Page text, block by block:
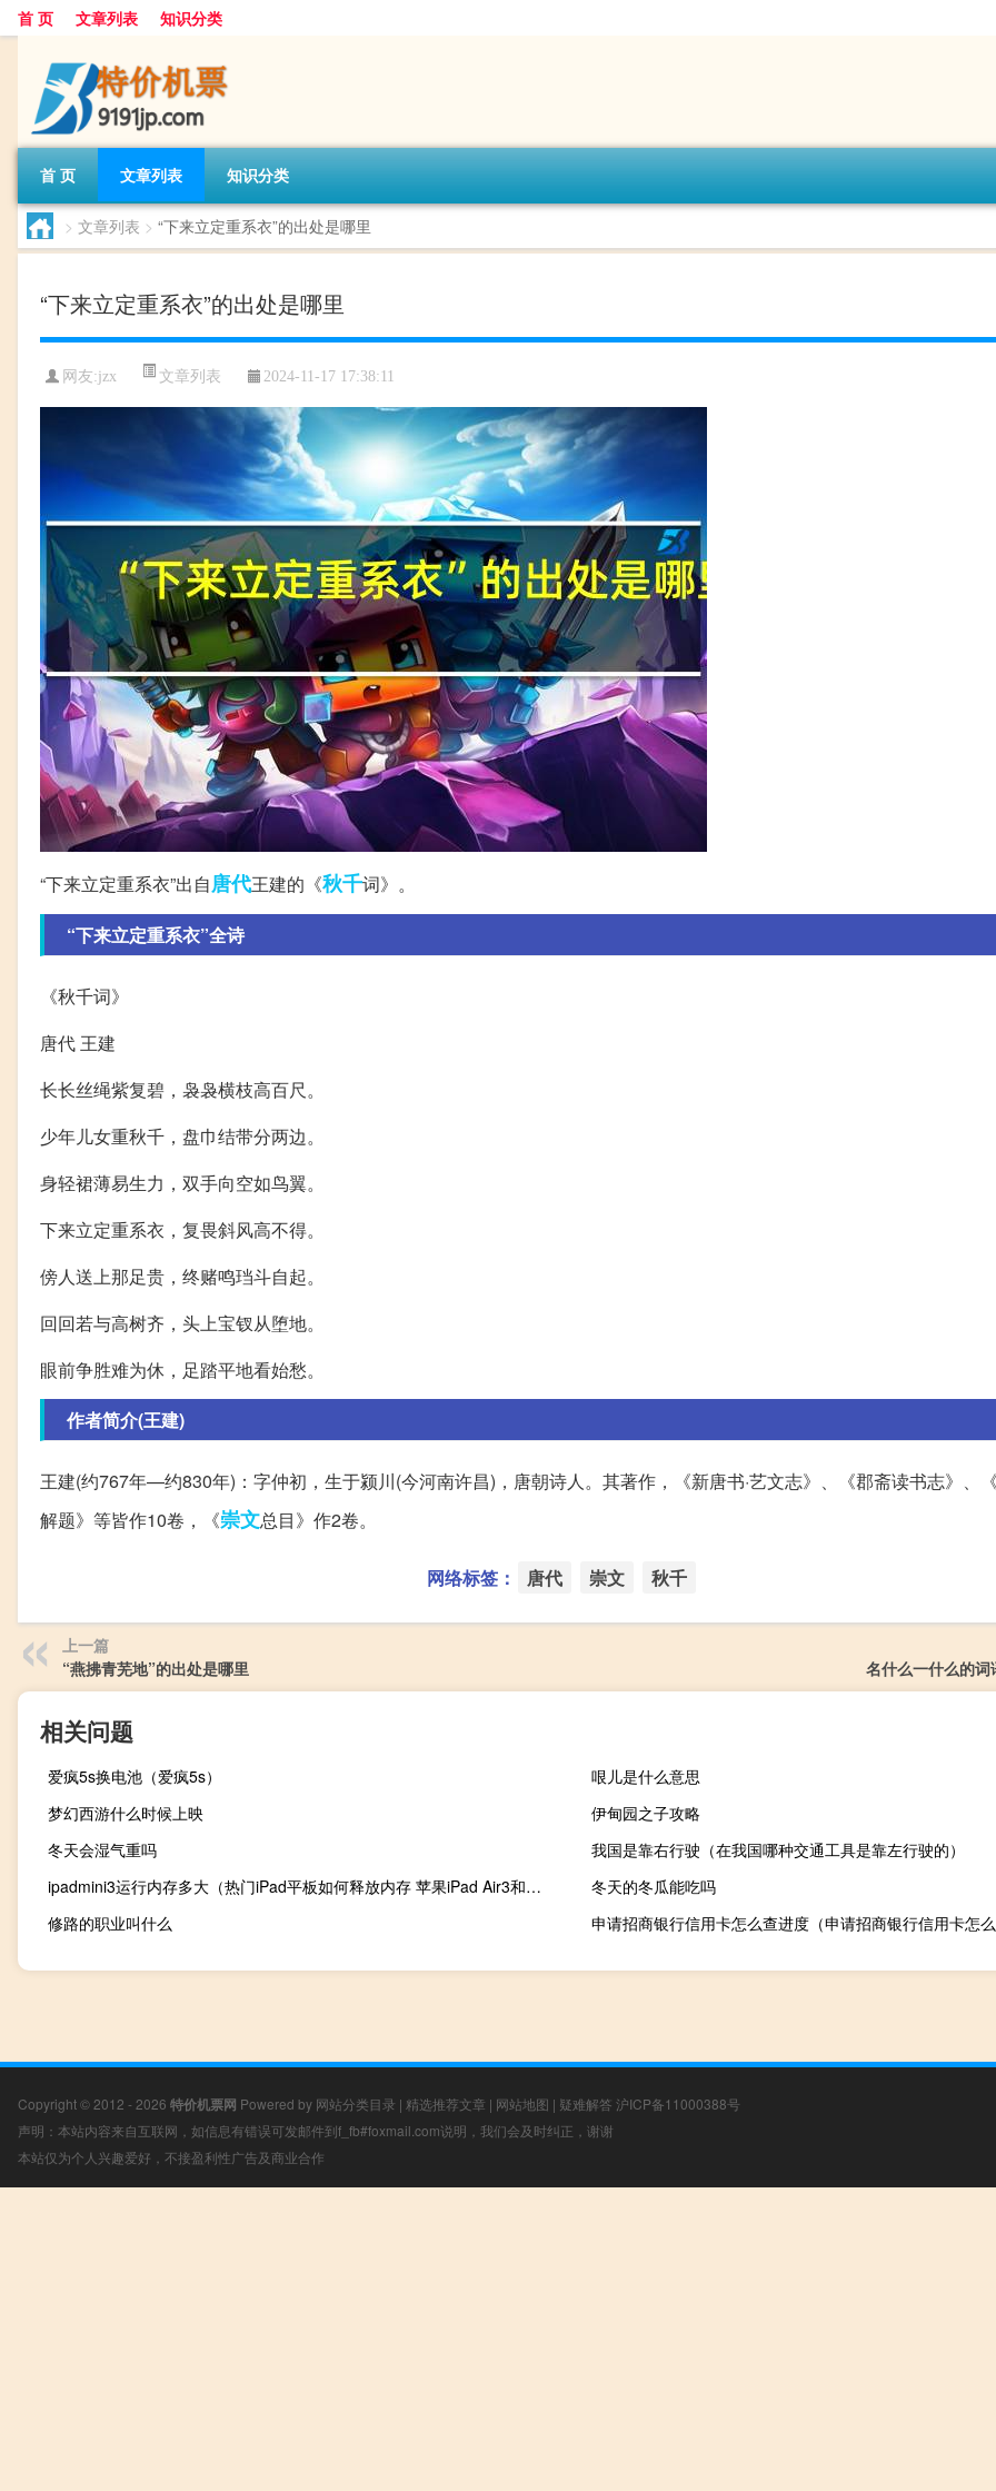
首 页 文章列表 知识分类
首 页 文章列表 知识分类
> 文章列表 > “下来立定重系衣”的出处是哪里
“下来立定重系衣”的出处是哪里
网友:jzx 文章列表 2024-11-17 17:38:11
“下来立定重系衣”出自唐代王建的《秋千词》。
“下来立定重系衣”全诗
《秋千词》
唐代 王建
长长丝绳紫复碧，袅袅横枝高百尺。
少年儿女重秋千，盘巾结带分两边。
身轻裙薄易生力，双手向空如鸟翼。
下来立定重系衣，复畏斜风高不得。
傍人送上那足贵，终赌鸣珰斗自起。
回回若与高树齐，头上宝钗从堕地。
眼前争胜难为休，足踏平地看始愁。
作者简介(王建)
王建(约767年—约830年)：字仲初，生于颍川(今河南许昌)，唐朝诗人。其著作，《新唐书·艺文志》、《郡斋读书志》、
解题》等皆作10卷，《崇文总目》作2卷。
网络标签： 唐代 崇文 秋千
上一篇
“燕拂青芜地”的出处是哪里
名什么一什么的
相关问题
爱疯5s换电池（爱疯5s）
哏儿是什么意思
梦幻西游什么时候上映
伊甸园之子攻略
冬天会湿气重吗
我国是靠右行驶（在我国哪种交通工具是靠左行驶的）
ipadmini3运行内存多大（热门iPad平板如何释放内存 苹果iPad Air3和Mini5哪个值得买？）
冬天的冬瓜能吃吗
修路的职业叫什么
申请招商银行信用卡怎么查进度（申请招商银行信用卡怎
Copyright © 2012 - 2026 特价机票网 Powered by 网站分类目录 | 精选推荐文章 | 网站地图 | 疑难解答 沪ICP备11000388号
声明：本站内容来自互联网，如信息有错误可发邮件到f_fb#foxmail.com说明，我们会及时纠正，谢谢
本站仅为个人兴趣爱好，不接盈利性广告及商业合作